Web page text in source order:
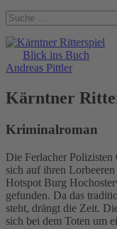
Blick ins Buch
Andreas Pittler
Kärntner
Kriminalroman
Die Ferlacher
sich auf ihren
Hotspot Burg
gefunden. Da das
steht, drängt die Zeit.
sich bei dem Toten um